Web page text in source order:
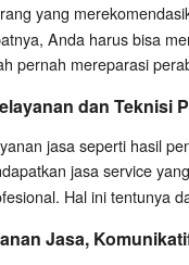
yang
Anda harus bisa
pernah mereparasi
dan Teknisi
jasa seperti hasil
jasa service
Hal ini tentunya
Jasa,